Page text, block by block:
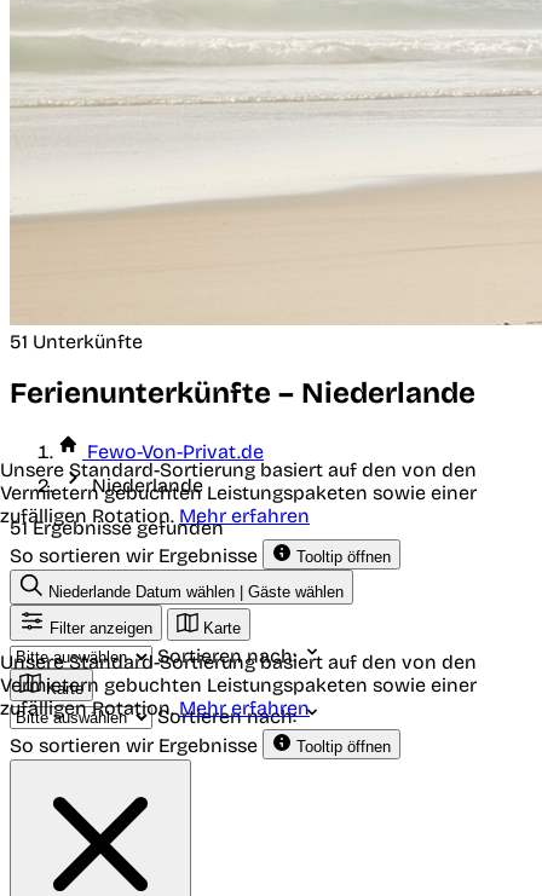
51 Unterkünfte
Ferienunterkünfte – Niederlande
Fewo-Von-Privat.de
Niederlande
51 Ergebnisse gefunden
So sortieren wir Ergebnisse
Tooltip öffnen
Unsere Standard-Sortierung basiert auf den von den
Vermietern gebuchten Leistungspaketen sowie einer
zufälligen Rotation. Mehr erfahren
Niederlande Datum wählen | Gäste wählen
Filter anzeigen
Karte
Sortieren nach:
Karte
Sortieren nach:
So sortieren wir Ergebnisse
Tooltip öffnen
Unsere Standard-Sortierung basiert auf den von den
Vermietern gebuchten Leistungspaketen sowie einer
zufälligen Rotation.Mehr erfahren